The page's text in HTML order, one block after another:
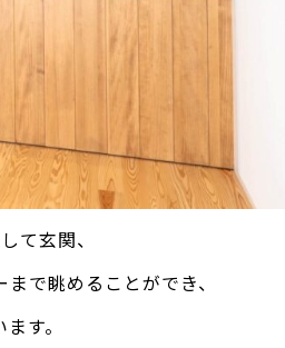
て玄関、
で眺めることができ、
す。